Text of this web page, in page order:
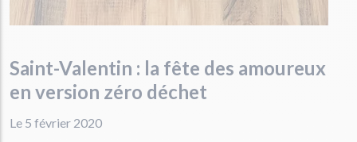
Saint-Valentin : la fête des amoureux
en version zéro déchet
Le 5 février 2020